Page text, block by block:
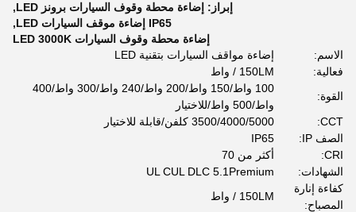
إبراز: إضاءة محطة وقوف السيارات برونز LED
,
IP65 إضاءة موقف السيارات LED
,
إضاءة محطة وقوف السيارات LED 3000K
الاسم:
إضاءة مواقف السيارات بتقنية LED
فعالية:
150LM / واط
القوة:
100 واط/150 واط/200 واط/240 واط/300 واط/400
واط/500 واط/للاختيار
CCT:
3500/4000/5000 كلفن/قابلة للاختيار
الصف IP:
IP65
CRI:
أكثر من 70
الشهادات:
UL CUL DLC 5.1Premium
كفاءة إنارة
المصباح:
150LM / واط